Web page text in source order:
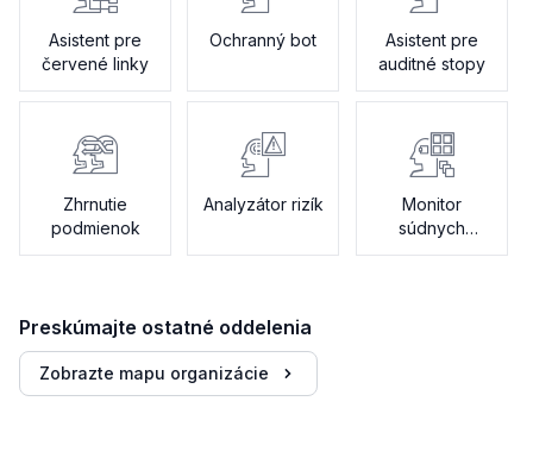
Asistent pre
červené linky
Ochranný bot
Asistent pre
auditné stopy
Zhrnutie
podmienok
Analyzátor rizík
Monitor
súdnych
sporov
Preskúmajte ostatné oddelenia
Zobrazte mapu organizácie